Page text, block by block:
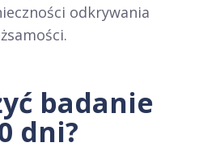
odkrywania
badanie
dni?